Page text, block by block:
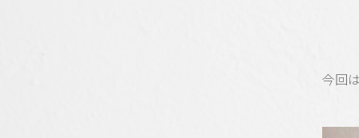
今回